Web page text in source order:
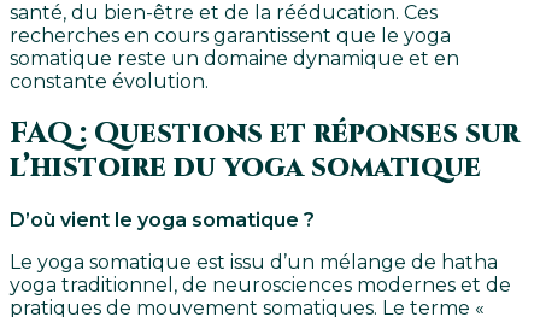
santé, du bien-être et de la rééducation. Ces
recherches en cours garantissent que le yoga
somatique reste un domaine dynamique et en
constante évolution.
FAQ : Questions et réponses sur
l’histoire du yoga somatique
D’où vient le yoga somatique ?
Le yoga somatique est issu d’un mélange de hatha
yoga traditionnel, de neurosciences modernes et de
pratiques de mouvement somatiques. Le terme «